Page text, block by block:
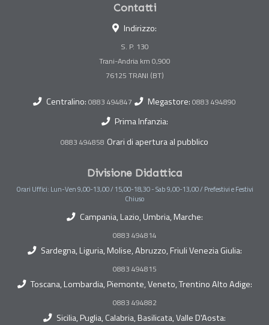
Contatti
Indirizzo:
S. P. 130
Trani-Andria km 0,900
Centralino: 0883 494847 Megastore: 0883 494890
Prima Infanzia:
0883 494858 Orari di apertura al pubblico
Divisione Didattica
Orari Uffici: Lun-Ven 9,00-13,00 / 15,00-18,30 - Sab 9,00-13,00 / Prefestivi e Festivi
Chiuso
Campania, Lazio, Umbria, Marche:
0883 494814
Sardegna, Liguria, Molise, Abruzzo, Friuli Venezia Giulia:
0883 494815
Toscana, Lombardia, Piemonte, Veneto, Trentino Alto Adige:
0883 494882
Sicilia, Puglia, Calabria, Basilicata, Valle D'Aosta: